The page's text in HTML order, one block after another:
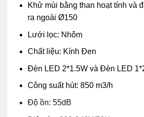
Khử mùi bằng than hoạt tính và
ra ngoài Ø150
Lưới lọc: Nhôm
Chất liệu: Kính Đen
Đèn LED 2*1.5W và Đèn LED
Công suất hút: 850 m3/h
Độ ồn: 55dB